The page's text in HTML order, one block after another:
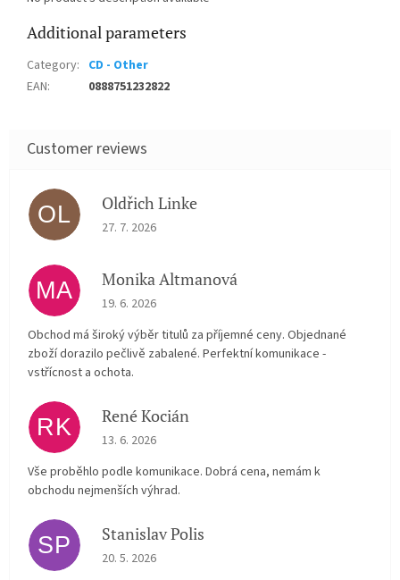
Additional parameters
Category: CD - Other
EAN: 0888751232822
OL Oldřich Linke
The store rating is 5 out of 5 stars.
27. 7. 2026
MA Monika Altmanová
The store rating is 5 out of 5 stars.
19. 6. 2026
Obchod má široký výběr titulů za příjemné ceny. Objednané
zboží dorazilo pečlivě zabalené. Perfektní komunikace -
vstřícnost a ochota.
RK René Kocián
The store rating is 5 out of 5 stars.
13. 6. 2026
Vše proběhlo podle komunikace. Dobrá cena, nemám k
obchodu nejmenších výhrad.
SP Stanislav Polis
The store rating is 2 out of 5 stars.
20. 5. 2026